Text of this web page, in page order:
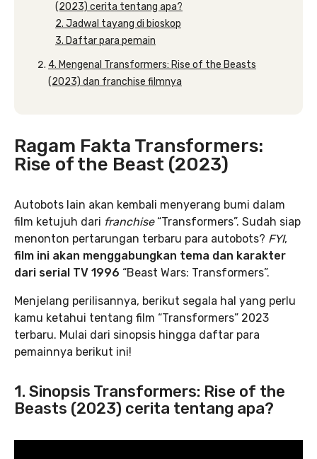
(2023) cerita tentang apa?
2. Jadwal tayang di bioskop
3. Daftar para pemain
4. Mengenal Transformers: Rise of the Beasts
(2023) dan franchise filmnya
Ragam Fakta Transformers:
Rise of the Beast (2023)
Autobots lain akan kembali menyerang bumi dalam
film ketujuh dari franchise “Transformers”. Sudah siap
menonton pertarungan terbaru para autobots? FYI,
film ini akan menggabungkan tema dan karakter
dari serial TV 1996 “Beast Wars: Transformers”.
Menjelang perilisannya, berikut segala hal yang perlu
kamu ketahui tentang film “Transformers” 2023
terbaru. Mulai dari sinopsis hingga daftar para
pemainnya berikut ini!
1. Sinopsis Transformers: Rise of the
Beasts (2023) cerita tentang apa?